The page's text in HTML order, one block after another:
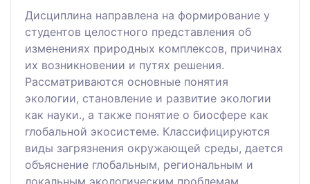
Дисциплина направлена на формирование у
студентов целостного представления об
изменениях природных комплексов, причинах
их возникновении и путях решения.
Рассматриваются основные понятия
экологии, становление и развитие экологии
как науки., а также понятие о биосфере как
глобальной экосистеме. Классифицируются
виды загрязнения окружающей среды, дается
объяснение глобальным, региональным и
локальным экологическим проблемам